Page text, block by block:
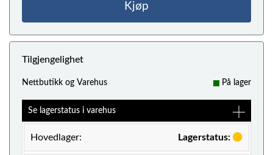
Kjøp
Tilgjengelighet
Nettbutikk og Varehus På lager
Se lagerstatus i varehus
Hovedlager: Lagerstatus: